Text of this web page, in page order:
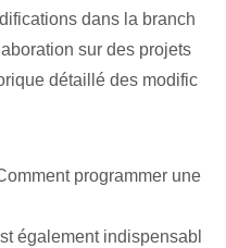
dans la branch
sur des projets
détaillé des modific
programmer une
également indispensabl